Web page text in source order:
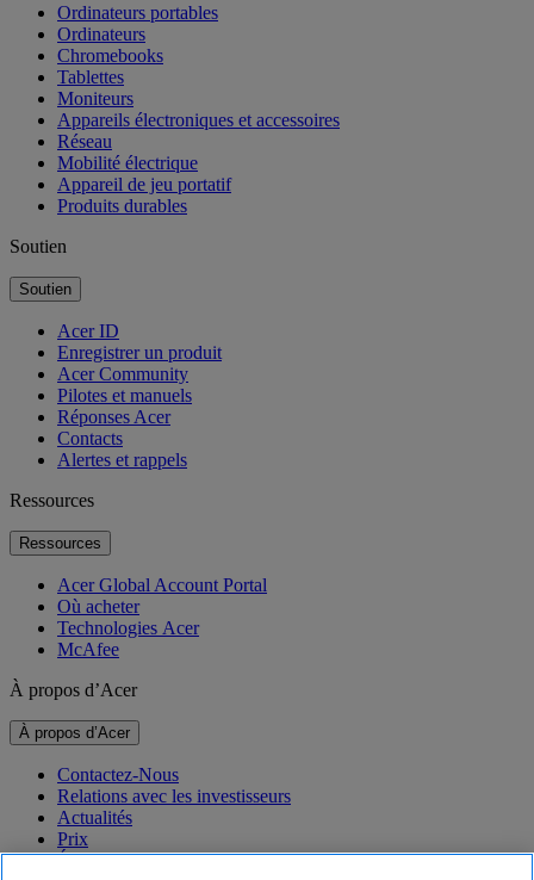
Ordinateurs portables
Ordinateurs
Chromebooks
Tablettes
Moniteurs
Appareils électroniques et accessoires
Réseau
Mobilité électrique
Appareil de jeu portatif
Produits durables
Soutien
Soutien
Acer ID
Enregistrer un produit
Acer Community
Pilotes et manuels
Réponses Acer
Contacts
Alertes et rappels
Ressources
Ressources
Acer Global Account Portal
Où acheter
Technologies Acer
McAfee
À propos d’Acer
À propos d’Acer
Contactez-Nous
Relations avec les investisseurs
Actualités
Prix
Événements